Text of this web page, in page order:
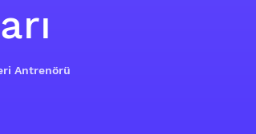
Antrenörü